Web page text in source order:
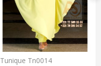
Tunique Tn0014